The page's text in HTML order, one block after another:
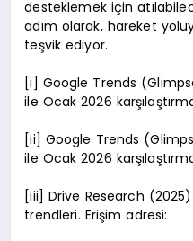
desteklemek için
adım olarak, hareket
teşvik ediyor.
[i] Google Trends
ile Ocak 2026
[ii] Google Trends
ile Ocak 2026
[iii] Drive Research
trendleri. Erişim adresi: